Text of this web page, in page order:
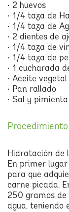
• 2 huevos
• 1/4 taza de
• 1/4 taza de
• 2 dientes de
• 1/4 taza de
• 1/4 taza de
• 1 cucharada
• Aceite vegetal
• Pan rallado
• Sal y
Procedimiento
Hidratación de
En primer
para que
carne picada.
250 gramos de
agua, teniendo